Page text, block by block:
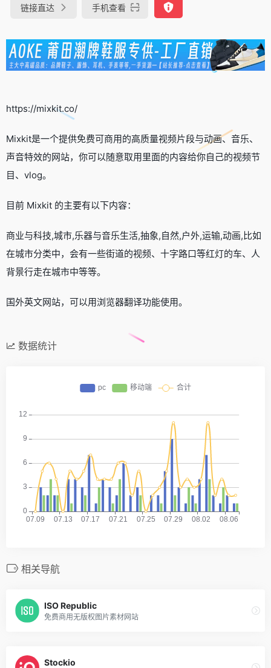
链接直达 手机查看
https://mixkit.co/
Mixkit是一个提供免费可商用的高质量视频片段与动画、音乐、
声音特效的网站，你可以随意取用里面的内容给你自己的视频节
目、vlog。
目前 Mixkit 的主要有以下内容：
商业与科技,城市,乐器与音乐生活,抽象,自然,户外,运输,动画,比如
在城市分类中，会有一些街道的视频、十字路口等红灯的车、人
背景行走在城市中等等。
国外英文网站，可以用浏览器翻译功能使用。
数据统计
相关导航
ISO Republic
免费商用无版权图片素材网站
Stockio